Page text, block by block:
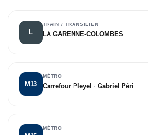
L
TRAIN / TRANSILIEN
LA GARENNE-COLOMBES
M13
MÉTRO
Carrefour Pleyel · Gabriel Péri
MÉTRO